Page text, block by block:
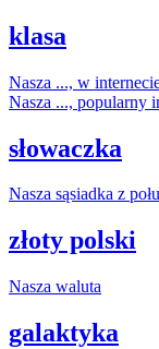
klasa
Nasza ..., w
Nasza ..., popularny
słowaczka
Nasza sąsiadka z
złoty polski
Nasza waluta
galaktyka